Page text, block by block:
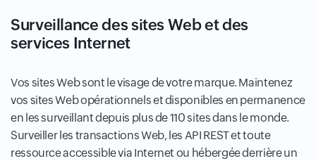
Surveillance des sites Web et des
services Internet
Vos sites Web sont le visage de votre marque. Maintenez
vos sites Web opérationnels et disponibles en permanence
en les surveillant depuis plus de 110 sites dans le monde.
Surveiller les transactions Web, les API REST et toute
ressource accessible via Internet ou hébergée derrière un